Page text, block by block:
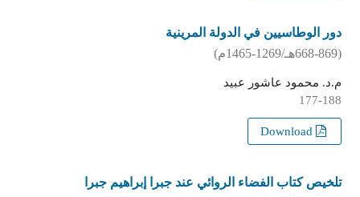
دور الوطاسيين في الدولة المرينية
(668-869هـ/1269-1465م)
م.د. محمود عاشور عبيد
177-188
Download
تلخيص كتاب الفضاء الروائي عند جبرا إبراهيم جبرا